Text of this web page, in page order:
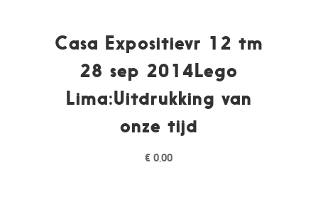
Casa Expositievr 12 tm
28 sep 2014Lego
Lima:Uitdrukking van
onze tijd
€ 0,00